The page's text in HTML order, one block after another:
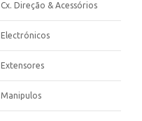
Cx. Direção & Acessórios
Electrónicos
Extensores
Manipulos